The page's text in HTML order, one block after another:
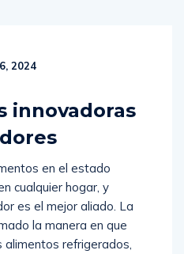
2024
innovadoras
en el estado
cualquier hogar, y
es el mejor aliado. La
la manera en que
alimentos refrigerados,